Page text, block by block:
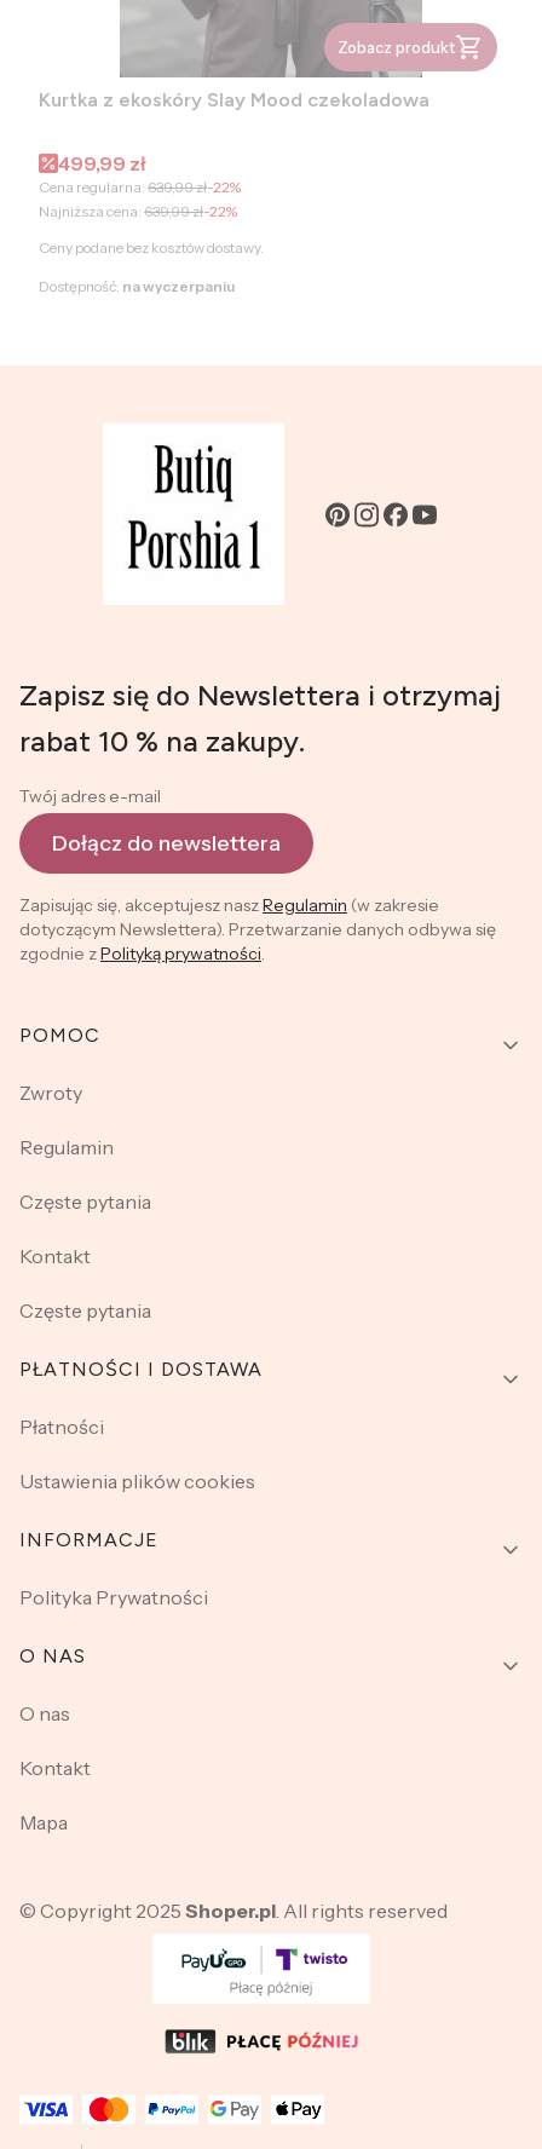
Zobacz produkt
Kurtka z ekoskóry Slay Mood czekoladowa
Cena promocyjna
499,99 zł
Cena regularna: 639,99 zł-22%
Najniższa cena: 639,99 zł-22%
Ceny podane bez kosztów dostawy.
Dostępność: na wyczerpaniu
Zapisz się do Newslettera i otrzymaj
rabat 10 % na zakupy.
Twój adres e-mail
Dołącz do newslettera
Zapisując się, akceptujesz naszRegulamin (w zakresie
dotyczącym Newslettera). Przetwarzanie danych odbywa się
zgodnie zPolityką prywatności.
Linki w stopce
POMOC
Zwroty
Regulamin
Częste pytania
Kontakt
Częste pytania
PŁATNOŚCI I DOSTAWA
Płatności
Ustawienia plików cookies
INFORMACJE
Polityka Prywatności
O NAS
O nas
Kontakt
Mapa
© Copyright 2025 Shoper.pl. All rights reserved